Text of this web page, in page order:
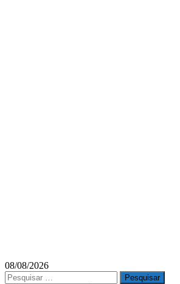
08/08/2026
Pesquisar